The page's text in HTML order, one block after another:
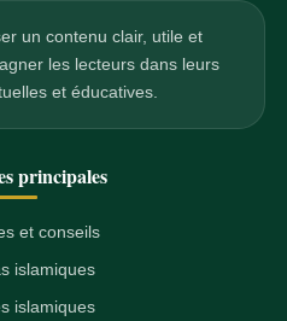
un contenu clair, utile et
les lecteurs dans leurs
et éducatives.
principales
et conseils
islamiques
islamiques